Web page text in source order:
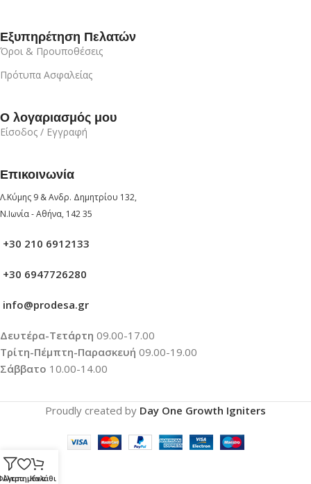
Εξυπηρέτηση Πελατών
Όροι & Προυποθέσεις
Πρότυπα Ασφαλείας
Ο λογαριασμός μου
Είσοδος / Εγγραφή
Επικοινωνία
Λ.Κύμης 9 & Ανδρ. Δημητρίου 132,
Ν.Ιωνία - Αθήνα, 142 35
+30 210 6912133
+30 6947726280
info@prodesa.gr
Δευτέρα-Τετάρτη 09.00-17.00
Τρίτη-Πέμπτη-Παρασκευή 09.00-19.00
Σάββατο 10.00-14.00
Proudly created by Day One Growth Igniters
Αγαπημένα
Καλάθι